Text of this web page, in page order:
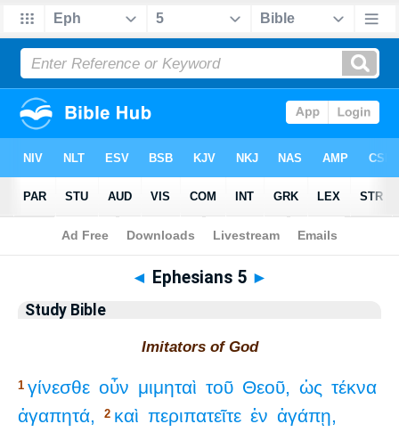
Bible>Study Bible> Ephesians 5
◄ Ephesians 5 ►
Study Bible
Imitators of God
1 γίνεσθε οὖν μιμηταὶ τοῦ Θεοῦ, ὡς τέκνα
ἀγαπητά,
2 καὶ περιπατεῖτε ἐν ἀγάπῃ,